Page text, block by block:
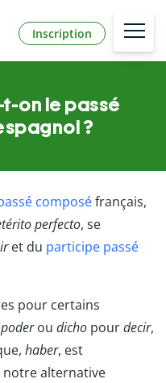
Inscription
on le passé
?
composéfrançais,
perfecto, se
et du participe passé
pour certains
poderou dicho pourdecir,
haber, est
notre alternative